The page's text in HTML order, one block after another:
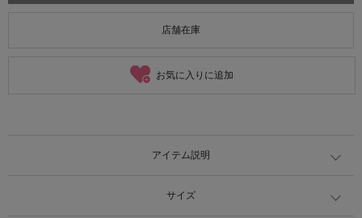
店舗在庫
お気に入りに追加
アイテム説明
サイズ